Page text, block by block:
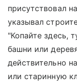
присутствовал
указывал
"Копайте здесь,
башни или
действительно
или старинную